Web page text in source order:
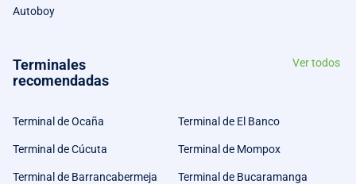
Autoboy
Terminales
recomendadas
Ver todos
Terminal de Ocaña Terminal de El Banco
Terminal de Cúcuta Terminal de Mompox
Terminal de Barrancabermeja Terminal de Bucaramanga